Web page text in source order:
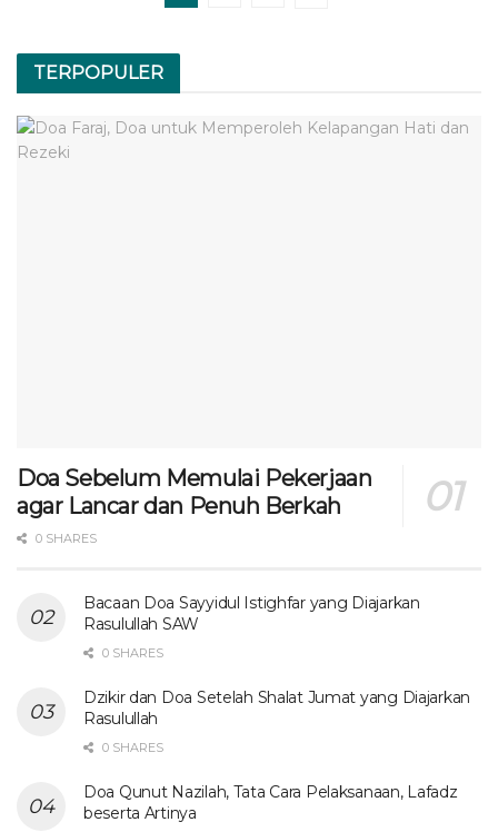
TERPOPULER
Doa Sebelum Memulai Pekerjaan
agar Lancar dan Penuh Berkah
0 SHARES
Bacaan Doa Sayyidul Istighfar yang Diajarkan
Rasulullah SAW
0 SHARES
Dzikir dan Doa Setelah Shalat Jumat yang Diajarkan
Rasulullah
0 SHARES
Doa Qunut Nazilah, Tata Cara Pelaksanaan, Lafadz
beserta Artinya